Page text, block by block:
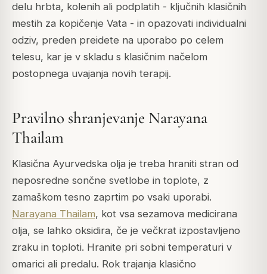
delu hrbta, kolenih ali podplatih - ključnih klasičnih
mestih za kopičenje Vata - in opazovati individualni
odziv, preden preidete na uporabo po celem
telesu, kar je v skladu s klasičnim načelom
postopnega uvajanja novih terapij.
Pravilno shranjevanje Narayana
Thailam
Klasična Ayurvedska olja je treba hraniti stran od
neposredne sončne svetlobe in toplote, z
zamaškom tesno zaprtim po vsaki uporabi.
Narayana Thailam, kot vsa sezamova medicirana
olja, se lahko oksidira, če je večkrat izpostavljeno
zraku in toploti. Hranite pri sobni temperaturi v
omarici ali predalu. Rok trajanja klasično